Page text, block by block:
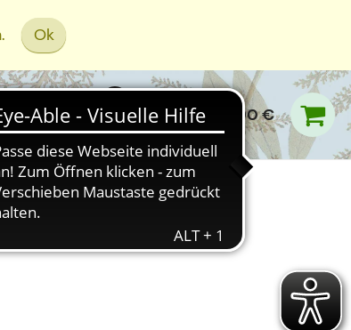
Ok
0,00 €
Einreichen